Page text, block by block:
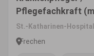
Pflegefachkraft
die Intensivstation
St.-Katharinen-Hospital
Frechen